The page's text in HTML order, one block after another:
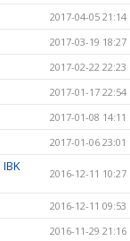
2017-04-05 21:14
2017-03-19 18:27
2017-02-22 22:23
2017-01-17 22:54
2017-01-08 14:11
2017-01-06 23:01
2016-12-11 10:27
2016-12-11 09:53
2016-11-29 21:16